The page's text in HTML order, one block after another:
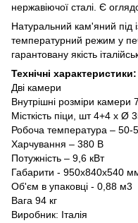
нержавіючої сталі. Є
Натуральний кам'яний під
температурний режим у
гарантовану якість
Технічні характеристики:
Дві камери
Внутрішні розміри камери
Місткість піци, шт 4+4 х Ø
Робоча температура – 50-
Харчування – 380 В
Потужність – 9,6 кВт
Габарити - 950х840х540
Об'єм в упаковці - 0,88 м3
Вага 94 кг
Виробник: Італія